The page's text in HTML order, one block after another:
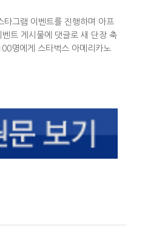
타그램 이벤트를 진행하며 아프
트 게시물에 댓글로 새 단장 축
명에게 스타벅스 아메리카노